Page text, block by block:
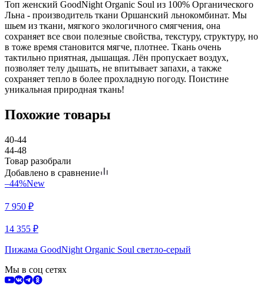
Топ женский GoodNight Organic Soul из 100% Органического
Льна - производитель ткани Оршанский льнокомбинат. Мы
шьем из ткани, мягкого экологичного смягчения, она
сохраняет все свои полезные свойства, текстуру, структуру, но
в тоже время становится мягче, плотнее. Ткань очень
тактильно приятная, дышащая. Лён пропускает воздух,
позволяет телу дышать, не впитывает запахи, а также
сохраняет тепло в более прохладную погоду. Поистине
уникальная природная ткань!
Похожие товары
40-44
44-48
Товар разобрали
Добавлено в сравнение
–44%New
7 950 ₽
14 355 ₽
Пижама GoodNight Organic Soul светло-серый
Мы в соц сетях